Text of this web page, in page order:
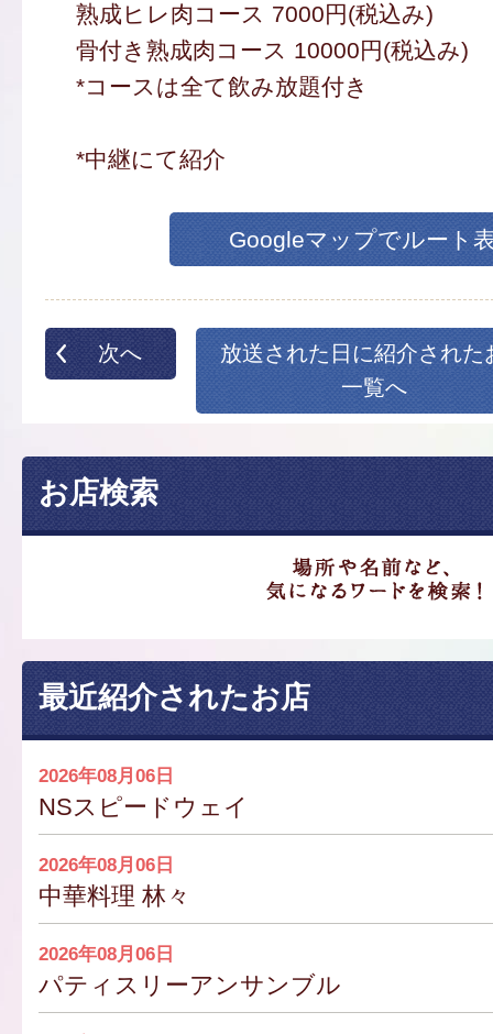
熟成ヒレ肉コース 7000円(税込み)
骨付き熟成肉コース 10000円(税込み)
*コースは全て飲み放題付き
*中継にて紹介
Googleマップでルート
次へ
放送された日に紹介された
一覧へ
お店検索
最近紹介されたお店
2026年08月06日
NSスピードウェイ
2026年08月06日
中華料理 林々
2026年08月06日
パティスリーアンサンブル